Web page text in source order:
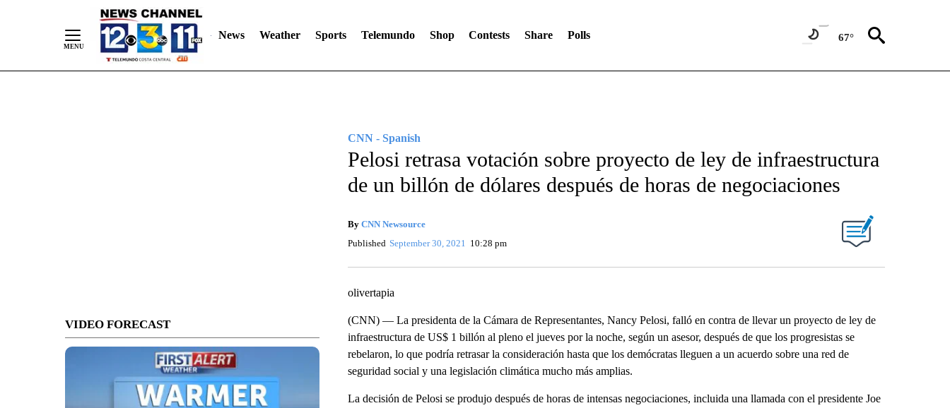
News Weather Sports Telemundo Shop Contests Share Polls 67°
VIDEO FORECAST
CNN - Spanish
Pelosi retrasa votación sobre proyecto de ley de infraestructura
de un billón de dólares después de horas de negociaciones
By CNN Newsource
Published September 30, 2021 10:28 pm
olivertapia
(CNN) — La presidenta de la Cámara de Representantes, Nancy Pelosi, falló en contra de llevar un proyecto de ley de
infraestructura de US$ 1 billón al pleno el jueves por la noche, según un asesor, después de que los progresistas se
rebelaron, lo que podría retrasar la consideración hasta que los demócratas lleguen a un acuerdo sobre una red de
seguridad social y una legislación climática mucho más amplias.
La decisión de Pelosi se produjo después de horas de intensas negociaciones, incluida una llamada con el presidente Joe